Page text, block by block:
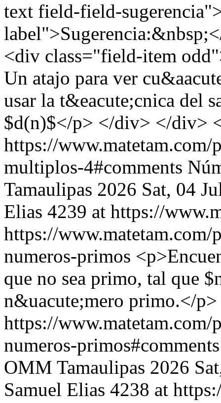
text field-field-
<div class="field-item
Un atajo para ver
usar la t&eacute;cnica del
$d(n)$</p> </div> </div>
https://www.matetam.com/
multiplos-4#comments
Tamaulipas 2026 Sat, 04
Elias 4239 at https://
https://www.matetam.com/
numeros-primos
que no sea primo, tal que
n&uacute;mero primo.</p>
https://www.matetam.com/
numeros-primos#comments
OMM Tamaulipas 2026
Samuel Elias 4238 at